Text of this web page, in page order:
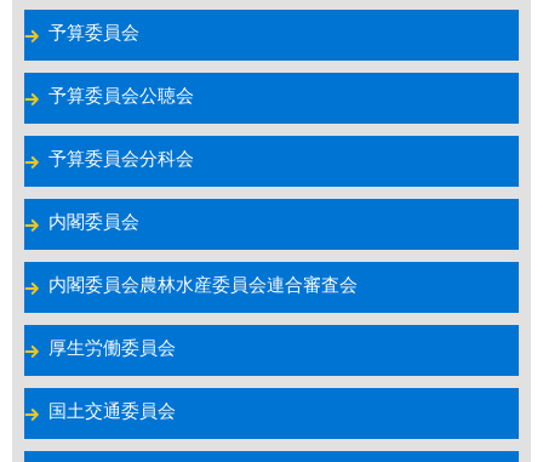
予算委員会
予算委員会公聴会
予算委員会分科会
内閣委員会
内閣委員会農林水産委員会連合審査会
厚生労働委員会
国土交通委員会